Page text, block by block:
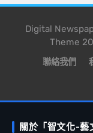
Digital
Theme
聯絡我們
關於「智文化-藝